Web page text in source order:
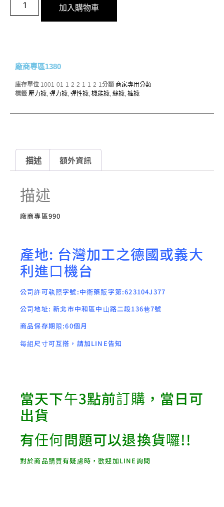
加入購物車
廠商專區1380
庫存單位 1001-01-1-2-2-1-1-2-1分類 商家專用分類
標籤 壓力襪, 彈力襪, 彈性襪, 機能襪, 絲襪, 褲襪
描述 額外資訊
描述
廠商專區990
產地: 台灣加工之德國或義大
利進口機台
公司許可執照字號:中衛藥販字第:623104J377
公司地址: 新北市中和區中山路二段136巷7號
商品保存期限:60個月
每組尺寸可互搭，請加LINE告知
當天下午3點前訂購，當日可
出貨
有任何問題可以退換貨囉!!
對於商品購買有疑慮時，歡迎加LINE詢問